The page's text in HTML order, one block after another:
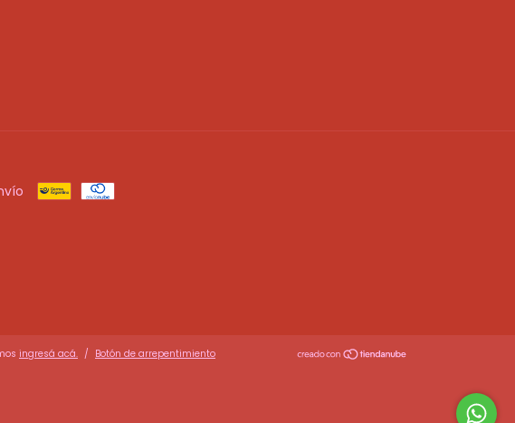
ingresá acá. / Botón de arrepentimiento